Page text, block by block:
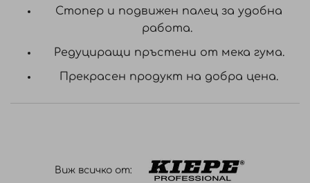
Стопер и подвижен палец за удобна
работа.
Редуциращи пръстени от мека гума.
Прекрасен продукт на добра цена.
Виж всичко от: